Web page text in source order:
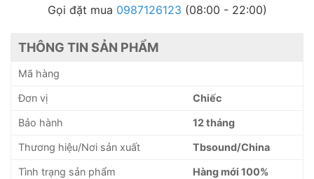
Gọi đặt mua 0987126123 (08:00 - 22:00)
THÔNG TIN SẢN PHẨM
Mã hàng
Đơn vị Chiếc
Bảo hành 12 tháng
Thương hiệu/Nơi sản xuất Tbsound/China
Tình trạng sản phẩm Hàng mới 100%